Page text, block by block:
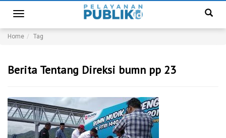
Toggle
navigation
Home Tag
Berita Tentang Direksi bumn pp 23